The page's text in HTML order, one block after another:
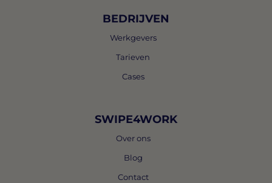
BEDRIJVEN
Werkgevers
Tarieven
Cases
SWIPE4WORK
Over ons
Blog
Contact